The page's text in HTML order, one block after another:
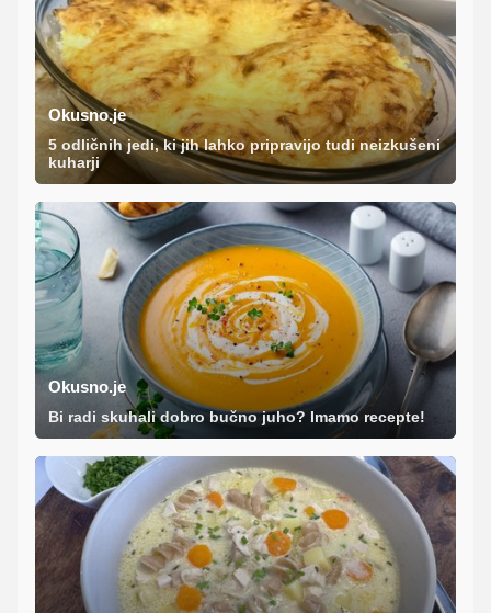
Okusno.je
5 odličnih jedi, ki jih lahko pripravijo tudi neizkušeni
kuharji
Okusno.je
Bi radi skuhali dobro bučno juho? Imamo recepte!